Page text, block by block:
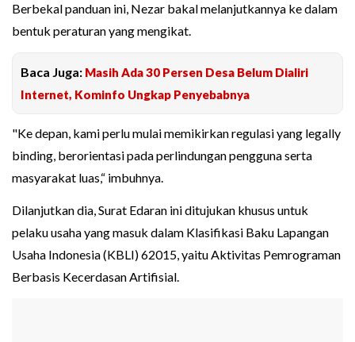
Berbekal panduan ini, Nezar bakal melanjutkannya ke dalam
bentuk peraturan yang mengikat.
Baca Juga: Masih Ada 30 Persen Desa Belum Dialiri
Internet, Kominfo Ungkap Penyebabnya
"Ke depan, kami perlu mulai memikirkan regulasi yang legally
binding, berorientasi pada perlindungan pengguna serta
masyarakat luas,“ imbuhnya.
Dilanjutkan dia, Surat Edaran ini ditujukan khusus untuk
pelaku usaha yang masuk dalam Klasifikasi Baku Lapangan
Usaha Indonesia (KBLI) 62015, yaitu Aktivitas Pemrograman
Berbasis Kecerdasan Artifisial.